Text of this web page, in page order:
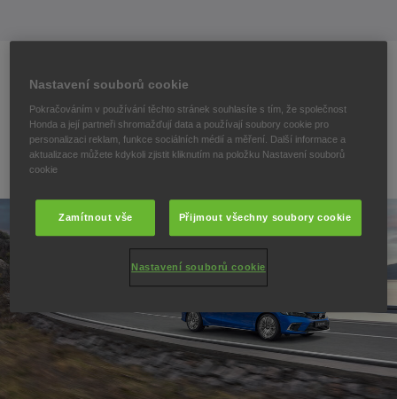
Nastavení souborů cookie
Pokračováním v používání těchto stránek souhlasíte s tím, že společnost
Honda a její partneři shromažďují data a používají soubory cookie pro
personalizaci reklam, funkce sociálních médií a měření. Další informace a
aktualizace můžete kdykoli zjistit kliknutím na položku Nastavení souborů
cookie
Zamítnout vše Přijmout všechny soubory cookie
Nastavení souborů cookie